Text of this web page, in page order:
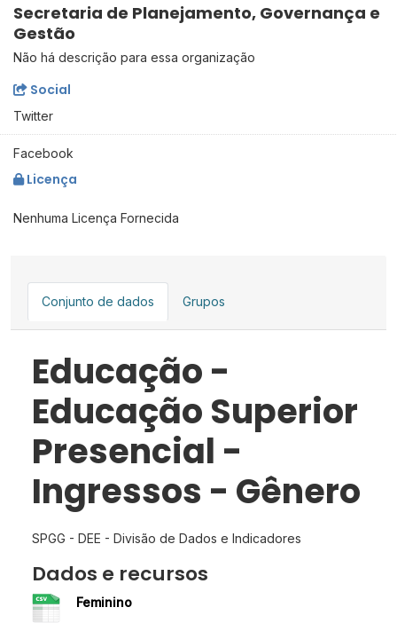
Secretaria de Planejamento, Governança e
Gestão
Não há descrição para essa organização
Social
Twitter
Facebook
Licença
Nenhuma Licença Fornecida
Conjunto de dados Grupos
Educação -
Educação Superior
Presencial -
Ingressos - Gênero
SPGG - DEE - Divisão de Dados e Indicadores
Dados e recursos
Feminino